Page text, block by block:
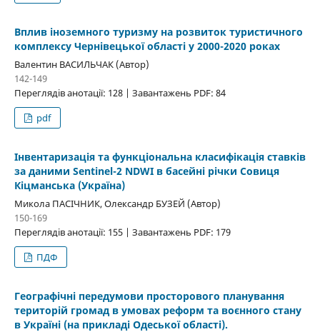
Вплив іноземного туризму на розвиток туристичного
комплексу Чернівецької області у 2000-2020 роках
Валентин ВАСИЛЬЧАК (Автор)
142-149
Переглядів анотації: 128 | Завантажень PDF: 84
pdf
Інвентаризація та функціональна класифікація ставків
за даними Sentinel-2 NDWI в басейні річки Совиця
Кіцманська (Україна)
Микола ПАСІЧНИК, Олександр БУЗЕЙ (Автор)
150-169
Переглядів анотації: 155 | Завантажень PDF: 179
ПДФ
Географічні передумови просторового планування
територій громад в умовах реформ та воєнного стану
в Україні (на прикладі Одеської області).